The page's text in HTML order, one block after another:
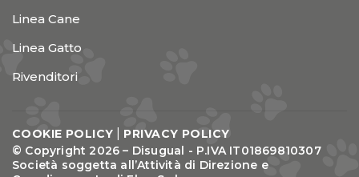
Linea Cane
Linea Gatto
Rivenditori
COOKIE POLICY
PRIVACY POLICY
© Copyright 2026 – Disugual - P.IVA IT01869810307
Società soggetta all’Attività di Direzione e